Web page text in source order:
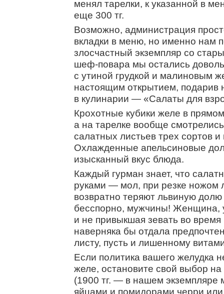
менял тарелки, к указанной в
еще 300 тг.
Возможно, администрация
вкладки в меню, но именно
злосчастный экземпляр со
шеф-повара мы остались
с утиной грудкой и малиновым
настоящим открытием, подарив
в кулинарии — «Салаты для
Крохотные кубики желе в
а на тарелке вообще
салатных листьев трех сортов и
Охлажденные апельсиновые
изысканный вкус блюда.
Каждый гурман знает, что
руками — мол, при резке ножом
возвратно теряют львиную
бесспорно, мужчины! Женщина,
и не привыкшая зевать во
наверняка бы отдала
листу, пусть и лишенному
Если политика вашего желудка
желе, остановите свой выбор
(1900 тг. — в нашем
яйцами и помидорами черри